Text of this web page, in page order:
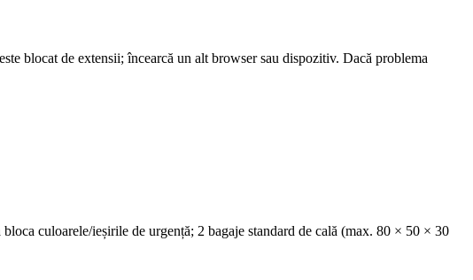
blocat de extensii; încearcă un alt browser sau dispozitiv. Dacă problema
culoarele/ieșirile de urgență; 2 bagaje standard de cală (max. 80 × 50 × 30